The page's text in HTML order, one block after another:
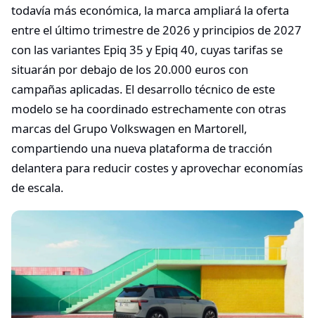
todavía más económica, la marca ampliará la oferta
entre el último trimestre de 2026 y principios de 2027
con las variantes Epiq 35 y Epiq 40, cuyas tarifas se
situarán por debajo de los 20.000 euros con
campañas aplicadas. El desarrollo técnico de este
modelo se ha coordinado estrechamente con otras
marcas del Grupo Volkswagen en Martorell,
compartiendo una nueva plataforma de tracción
delantera para reducir costes y aprovechar economías
de escala.